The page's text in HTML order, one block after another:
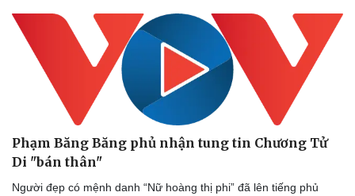
Phạm Băng Băng phủ nhận tung tin Chương Tử
Di "bán thân"
Người đẹp có mệnh danh “Nữ hoàng thị phi” đã lên tiếng phủ